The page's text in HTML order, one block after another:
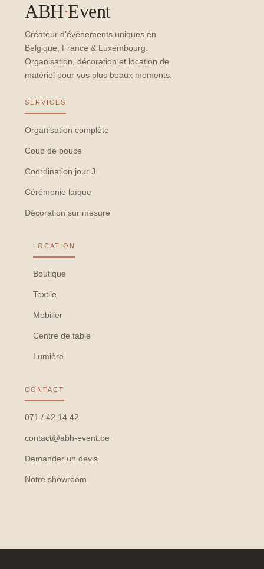
ABH·Event
Créateur d'événements uniques en
Belgique, France & Luxembourg.
Organisation, décoration et location de
matériel pour vos plus beaux moments.
SERVICES
Organisation complète
Coup de pouce
Coordination jour J
Cérémonie laïque
Décoration sur mesure
LOCATION
Boutique
Textile
Mobilier
Centre de table
Lumière
CONTACT
071 / 42 14 42
contact@abh-event.be
Demander un devis
Notre showroom